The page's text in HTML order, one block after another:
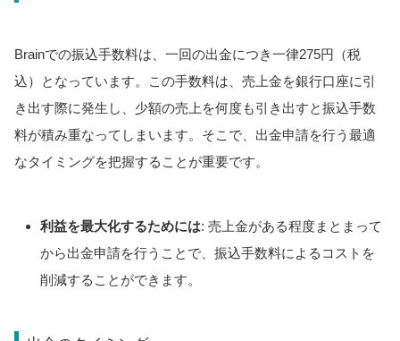
Brainでの振込手数料は、一回の出金につき一律275円（税
込）となっています。この手数料は、売上金を銀行口座に引
き出す際に発生し、少額の売上を何度も引き出すと振込手数
料が積み重なってしまいます。そこで、出金申請を行う最適
なタイミングを把握することが重要です。
利益を最大化するためには: 売上金がある程度まとまって
から出金申請を行うことで、振込手数料によるコストを
削減することができます。